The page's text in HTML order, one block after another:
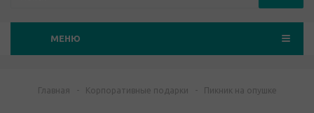
МЕНЮ
Главная - Корпоративные подарки - Пикник на опушке